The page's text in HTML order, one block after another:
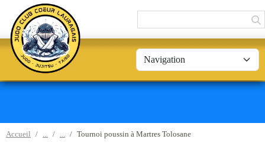
Accueil Tournoi poussin à Martres Tolosane
Panneau de gestion des cookies